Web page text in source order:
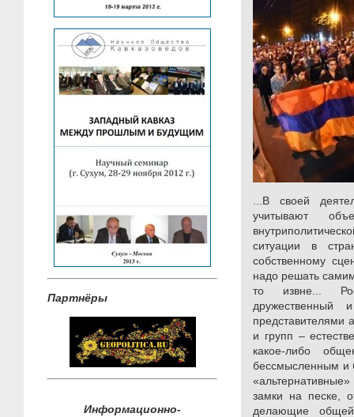
Партнёры
Информационно-
...В своей
учитывают
ситуации в
собственному
надо решать
то извне...
дружественный
представителями
и групп –
какое-либо
бессмысленным и
замки на песке,
делающие